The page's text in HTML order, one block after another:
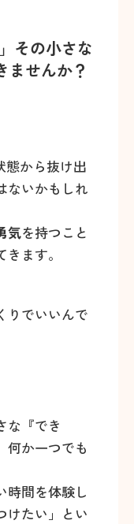
その小さな
ませんか？
態から抜け出
ないかもしれ
気を持つこと
ます。
りでいいんで
な『でき
何か一つでも
時間を体験し
けたい」とい